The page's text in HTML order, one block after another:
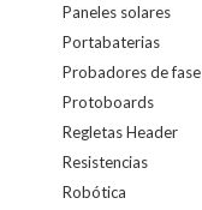
Paneles solares
Portabaterias
Probadores de fase
Protoboards
Regletas Header
Resistencias
Robótica